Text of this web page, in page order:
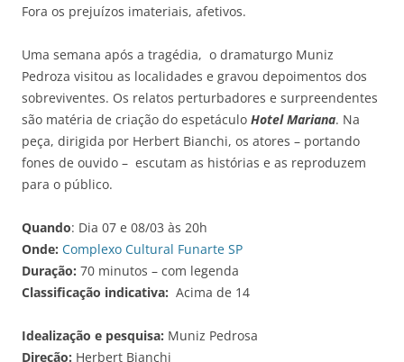
Fora os prejuízos imateriais, afetivos.
Uma semana após a tragédia, o dramaturgo Muniz
Pedroza visitou as localidades e gravou depoimentos dos
sobreviventes. Os relatos perturbadores e surpreendentes
são matéria de criação do espetáculo Hotel Mariana. Na
peça, dirigida por Herbert Bianchi, os atores – portando
fones de ouvido – escutam as histórias e as reproduzem
para o público.
Quando: Dia 07 e 08/03 às 20h
Onde: Complexo Cultural Funarte SP
Duração: 70 minutos – com legenda
Classificação indicativa: Acima de 14
Idealização e pesquisa: Muniz Pedrosa
Direção: Herbert Bianchi